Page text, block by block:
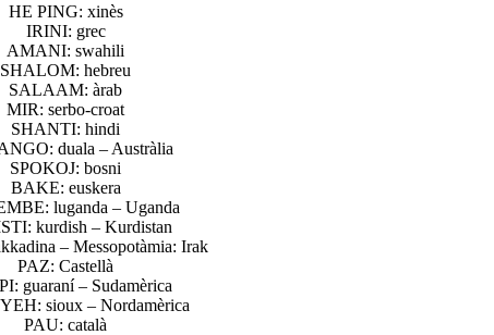
HE PING: xinès
IRINI: grec
AMANI: swahili
SHALOM: hebreu
SALAAM: àrab
MIR: serbo-croat
SHANTI: hindi
duala – Austràlia
SPOKOJ: bosni
BAKE: euskera
luganda – Uganda
kurdish – Kurdistan
– Messopotàmia: Irak
PAZ: Castellà
guaraní – Sudamèrica
sioux – Nordamèrica
PAU: català